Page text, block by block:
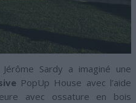
Sardy a imaginé une
PopUp House avec l’aide
avec ossature en bois